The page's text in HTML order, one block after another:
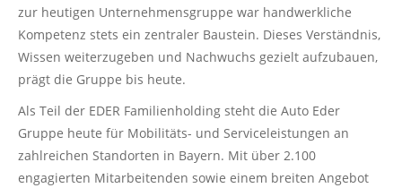
zur heutigen Unternehmensgruppe war handwerkliche
Kompetenz stets ein zentraler Baustein. Dieses Verständnis,
Wissen weiterzugeben und Nachwuchs gezielt aufzubauen,
prägt die Gruppe bis heute.
Als Teil der EDER Familienholding steht die Auto Eder
Gruppe heute für Mobilitäts- und Serviceleistungen an
zahlreichen Standorten in Bayern. Mit über 2.100
engagierten Mitarbeitenden sowie einem breiten Angebot